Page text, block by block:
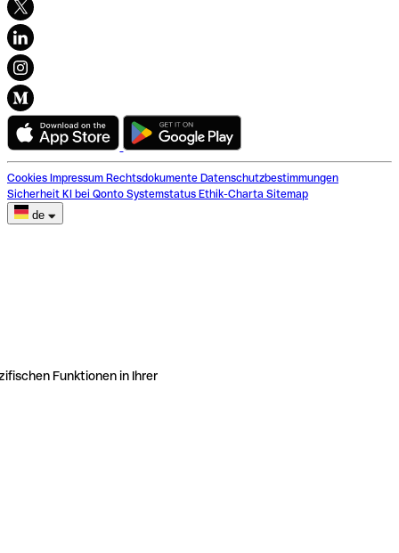
Cookies Impressum Rechtsdokumente Datenschutzbestimmungen
Sicherheit KI bei Qonto Systemstatus Ethik-Charta Sitemap
de
Funktionen in Ihrer